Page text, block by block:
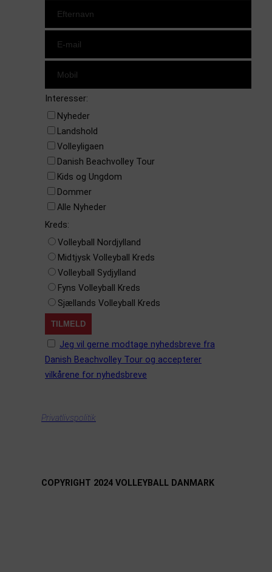
Interesser:
Nyheder
Landshold
Volleyligaen
Danish Beachvolley Tour
Kids og Ungdom
Dommer
Alle Nyheder
Kreds:
Volleyball Nordjylland
Midtjysk Volleyball Kreds
Volleyball Sydjylland
Fyns Volleyball Kreds
Sjællands Volleyball Kreds
Jeg vil gerne modtage nyhedsbreve fra
Danish Beachvolley Tour og accepterer
vilkårene for nyhedsbreve
Privatlivspolitik
COPYRIGHT 2024 VOLLEYBALL DANMARK